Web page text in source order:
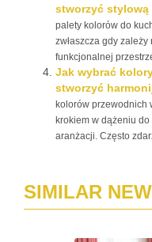
stworzyć
palety kolorów do
zwłaszcza gdy
funkcjonalnej
Jak wybrać
stworzyć
kolorów przewodnich
krokiem w dążeniu
aranżacji. Często
SIMILAR